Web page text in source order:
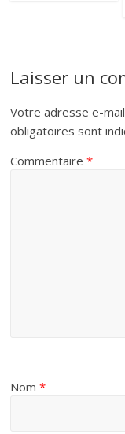
Laisser un
Votre adresse e-
obligatoires sont
Commentaire*
Nom*